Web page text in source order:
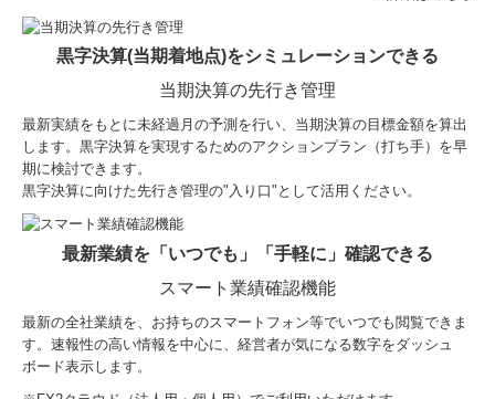
黒字決算(当期着地点)をシミュレーションできる
当期決算の先行き管理
最新実績をもとに未経過月の予測を行い、当期決算の目標金額を算出
します。黒字決算を実現するためのアクションプラン（打ち手）を早
期に検討できます。
黒字決算に向けた先行き管理の"入り口"として活用ください。
最新業績を「いつでも」「手軽に」確認できる
スマート業績確認機能
最新の全社業績を、お持ちのスマートフォン等でいつでも閲覧できま
す。速報性の高い情報を中心に、経営者が気になる数字をダッシュ
ボード表示します。